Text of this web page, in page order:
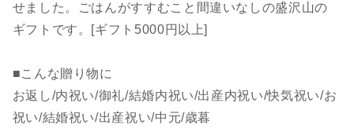
せました。ごはんがすすむこと間違いなしの盛沢山の
ギフトです。[ギフト5000円以上]
■こんな贈り物に
お返し/内祝い/御礼/結婚内祝い/出産内祝い/快気祝い/お
祝い/結婚祝い/出産祝い/中元/歳暮